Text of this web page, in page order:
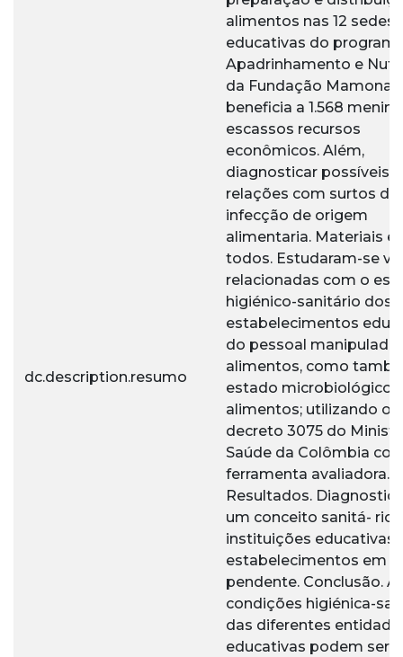
dc.description.resumo
alimentos nas 12 sedes
educativas do
Apadrinhamento e
da Fundação Mamonal,
beneficia a 1.568
escassos recursos
econômicos. Além,
diagnosticar possíveis
relações com surtos de
infecção de origem
alimentaria. Materiais e
todos. Estudaram-se
relacionadas com o
higiénico-sanitário dos
estabelecimentos
do pessoal
alimentos, como
estado microbiológico
alimentos; utilizando o
decreto 3075 do
Saúde da Colômbia
ferramenta avaliadora.
Resultados.
um conceito sanitá- rio
instituições educativas:
estabelecimentos em
pendente. Conclusão.
condições higiénica-
das diferentes
educativas podem ser